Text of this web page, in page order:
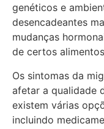
genéticos e
desencadeantes
mudanças
de certos
Os sintomas da
afetar a qualidade
existem várias
incluindo